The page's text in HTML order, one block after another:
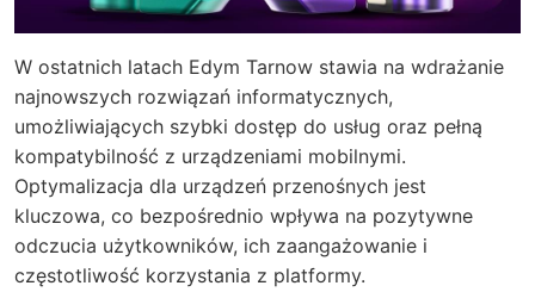
W ostatnich latach Edym Tarnow stawia na wdrażanie
najnowszych rozwiązań informatycznych,
umożliwiających szybki dostęp do usług oraz pełną
kompatybilność z urządzeniami mobilnymi.
Optymalizacja dla urządzeń przenośnych jest
kluczowa, co bezpośrednio wpływa na pozytywne
odczucia użytkowników, ich zaangażowanie i
częstotliwość korzystania z platformy.